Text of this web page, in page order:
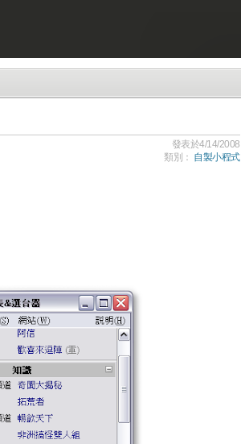
發表於4/14/2008
類別： 自製小程式